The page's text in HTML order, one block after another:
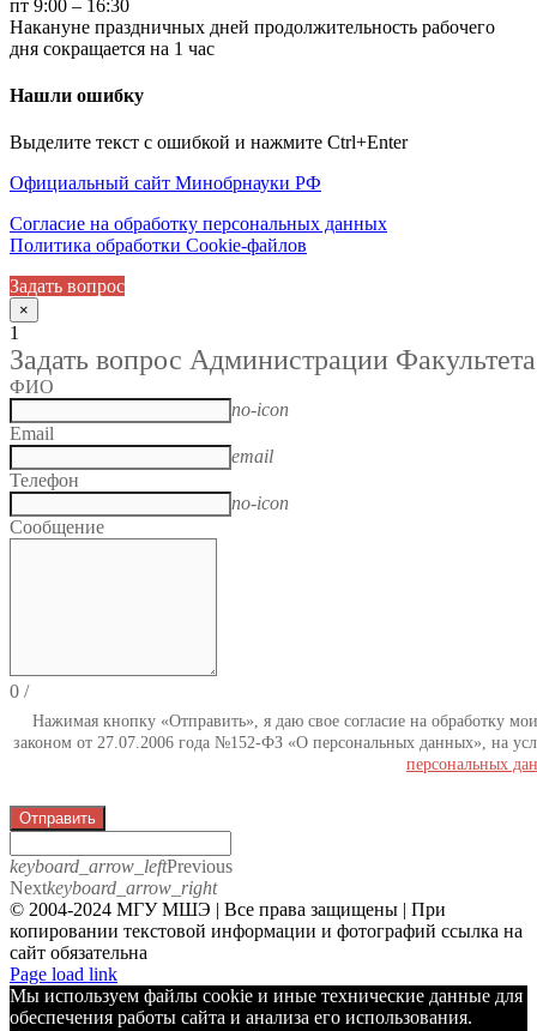
пт 9:00 – 16:30
Накануне праздничных дней продолжительность рабочего
дня сокращается на 1 час
Нашли ошибку
Выделите текст с ошибкой и нажмите Ctrl+Enter
Официальный сайт Минобрнауки РФ
Согласие на обработку персональных данных
Политика обработки Cookie-файлов
Задать вопрос
×
1
Задать вопрос Администрации Факультета
ФИО
no-icon
Email
email
Телефон
no-icon
Сообщение
0 /
Нажимая кнопку «Отправить», я даю свое согласие на обработку
законом от 27.07.2006 года №152-ФЗ «О персональных данных», на
персональных
Отправить
keyboard_arrow_leftPrevious
Nextkeyboard_arrow_right
© 2004-2024 МГУ МШЭ | Все права защищены | При
копировании текстовой информации и фотографий ссылка на
сайт обязательна
Telegram
Page load link
Мы используем файлы cookie и иные технические данные для
обеспечения работы сайта и анализа его использования.